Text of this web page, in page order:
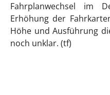
Fahrplanwechsel im
Erhöhung der
Höhe und Ausführung
noch unklar. (tf)